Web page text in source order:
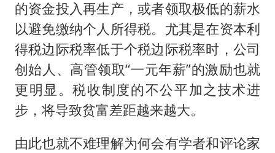
的资金投入再生产，或者领取极低的薪水
以避免缴纳个人所得税。尤其是在资本利
得税边际税率低于个税边际税率时，公司
创始人、高管领取“一元年薪”的激励也就
更明显。税收制度的不公平加之技术进
步，将导致贫富差距越来越大。
由此也就不难理解为何会有学者和评论家